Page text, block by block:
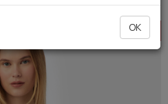
HOT
OFFER
OK